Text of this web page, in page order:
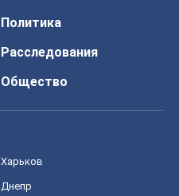
Политика
Расследования
Общество
Харьков
Днепр